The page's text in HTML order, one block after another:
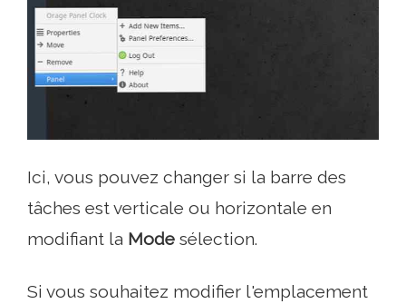
Ici, vous pouvez changer si la barre des
tâches est verticale ou horizontale en
modifiant la Mode sélection.
Si vous souhaitez modifier l'emplacement